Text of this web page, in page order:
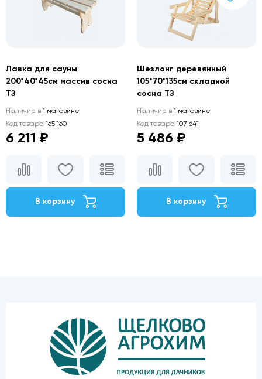
Лавка для сауны
200*40*45см массив сосна
ТЗ
Наличие в 1 магазине
Код товара 165 160
6 211 ₽
В корзину
Шезлонг деревянный
105*70*135см складной
сосна ТЗ
Наличие в 1 магазине
Код товара 107 641
5 486 ₽
В корзину